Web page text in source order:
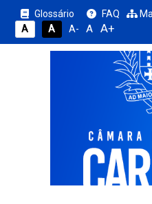
Glossário FAQ
A
A A- A A+